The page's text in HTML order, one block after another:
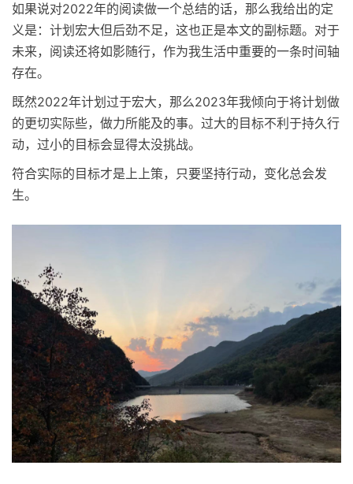
如果说对2022年的阅读做一个总结的话，那么我给出的定
义是：计划宏大但后劲不足，这也正是本文的副标题。对于
未来，阅读还将如影随行，作为我生活中重要的一条时间轴
存在。
既然2022年计划过于宏大，那么2023年我倾向于将计划做
的更切实际些，做力所能及的事。过大的目标不利于持久行
动，过小的目标会显得太没挑战。
符合实际的目标才是上上策，只要坚持行动，变化总会发
生。